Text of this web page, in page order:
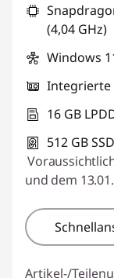
(4,04 GHz)
Windows
Integrierte
16 GB
512 GB
und dem 13.01.
Artikel-/